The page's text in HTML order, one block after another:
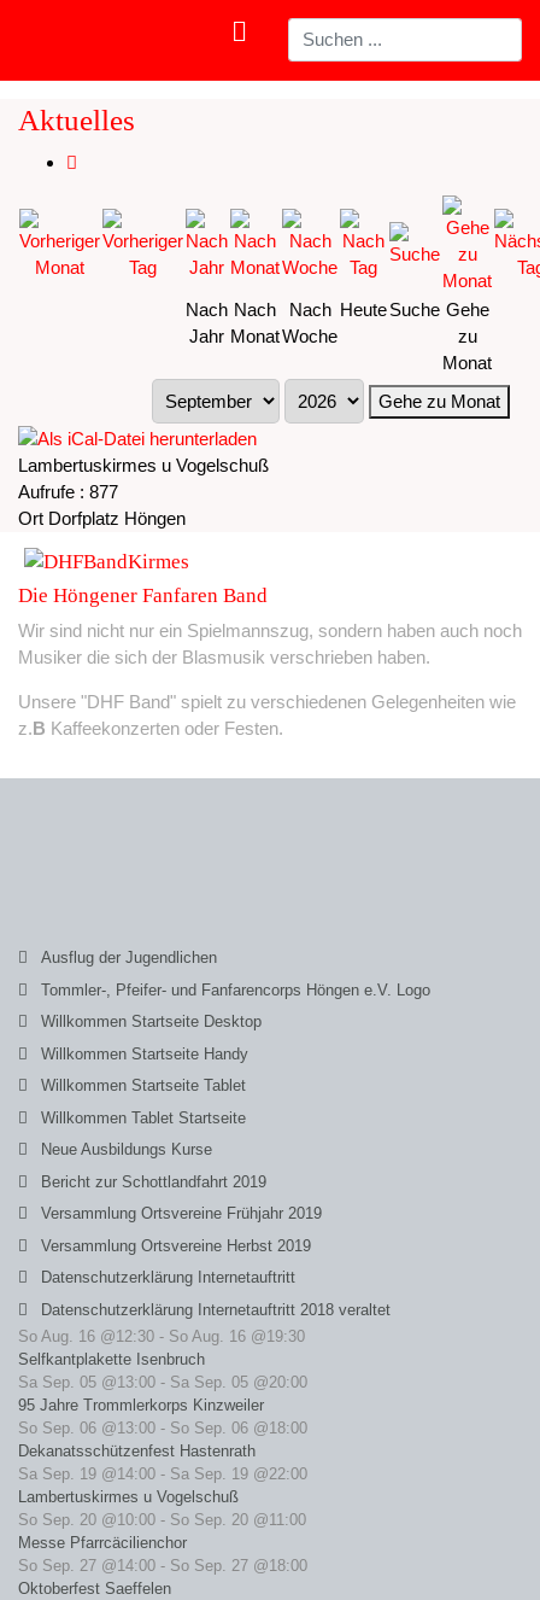
Aktuelles
Nach
Jahr
Nach
Monat
Nach
Woche
HeuteSuche Gehe
zu
Monat
Gehe zu Monat
Lambertuskirmes u Vogelschuß
Aufrufe : 877
Ort Dorfplatz Höngen
Die Höngener Fanfaren Band
Wir sind nicht nur ein Spielmannszug, sondern haben auch noch
Musiker die sich der Blasmusik verschrieben haben.
Unsere "DHF Band" spielt zu verschiedenen Gelegenheiten wie
z.B Kaffeekonzerten oder Festen.
Ausflug der Jugendlichen
Tommler-, Pfeifer- und Fanfarencorps Höngen e.V. Logo
Willkommen Startseite Desktop
Willkommen Startseite Handy
Willkommen Startseite Tablet
Willkommen Tablet Startseite
Neue Ausbildungs Kurse
Bericht zur Schottlandfahrt 2019
Versammlung Ortsvereine Frühjahr 2019
Versammlung Ortsvereine Herbst 2019
Datenschutzerklärung Internetauftritt
Datenschutzerklärung Internetauftritt 2018 veraltet
So Aug. 16 @12:30 - So Aug. 16 @19:30
Selfkantplakette Isenbruch
Sa Sep. 05 @13:00 - Sa Sep. 05 @20:00
95 Jahre Trommlerkorps Kinzweiler
So Sep. 06 @13:00 - So Sep. 06 @18:00
Dekanatsschützenfest Hastenrath
Sa Sep. 19 @14:00 - Sa Sep. 19 @22:00
Lambertuskirmes u Vogelschuß
So Sep. 20 @10:00 - So Sep. 20 @11:00
Messe Pfarrcäcilienchor
So Sep. 27 @14:00 - So Sep. 27 @18:00
Oktoberfest Saeffelen